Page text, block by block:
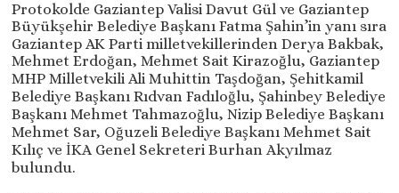
Protokolde Gaziantep Valisi Davut Gül ve Gaziantep
Büyükşehir Belediye Başkanı Fatma Şahin’in yanı sıra
Gaziantep AK Parti milletvekillerinden Derya Bakbak,
Mehmet Erdoğan, Mehmet Sait Kirazoğlu, Gaziantep
MHP Milletvekili Ali Muhittin Taşdoğan, Şehitkamil
Belediye Başkanı Rıdvan Fadıloğlu, Şahinbey Belediye
Başkanı Mehmet Tahmazoğlu, Nizip Belediye Başkanı
Mehmet Sar, Oğuzeli Belediye Başkanı Mehmet Sait
Kılıç ve İKA Genel Sekreteri Burhan Akyılmaz
bulundu.